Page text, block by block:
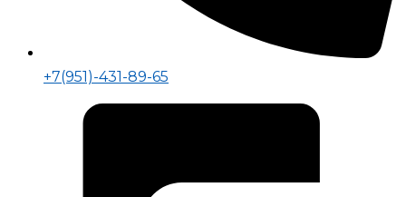
+7(951)-431-89-65